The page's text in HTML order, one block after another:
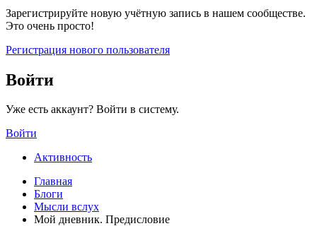
Зарегистрируйте новую учётную запись в нашем сообществе.
Это очень просто!
Регистрация нового пользователя
Войти
Уже есть аккаунт? Войти в систему.
Войти
Активность
Главная
Блоги
Мысли вслух
Мой дневник. Предисловие